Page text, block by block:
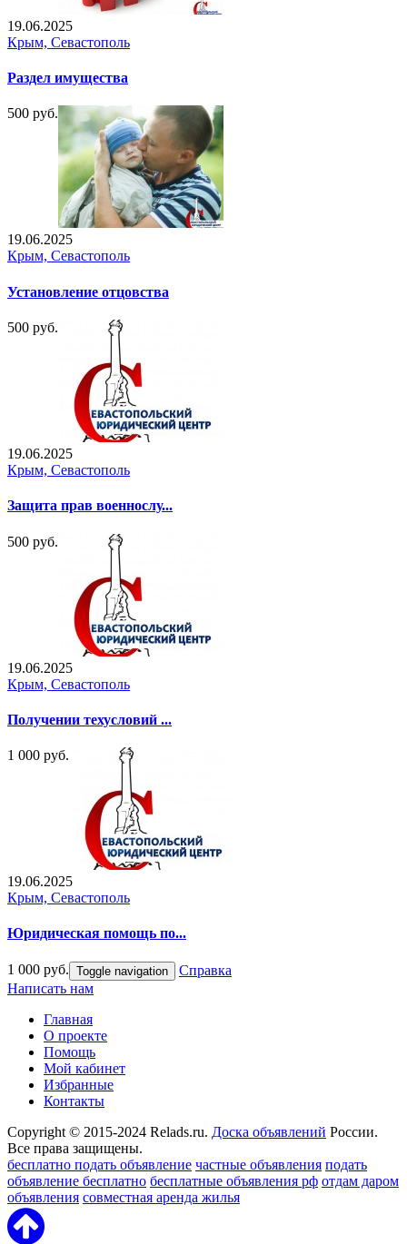
19.06.2025
Крым, Севастополь
Раздел имущества
500 руб.
19.06.2025
Крым, Севастополь
Установление отцовства
500 руб.
19.06.2025
Крым, Севастополь
Защита прав военнослу...
500 руб.
19.06.2025
Крым, Севастополь
Получении техусловий ...
1 000 руб.
19.06.2025
Крым, Севастополь
Юридическая помощь по...
1 000 руб. Toggle navigation
Справка
Написать нам
Главная
О проекте
Помощь
Мой кабинет
Избранные
Контакты
Copyright © 2015-2024 Relads.ru. Доска объявлений России.
Все права защищены.
бесплатно подать объявление частные объявления подать
объявление бесплатно бесплатные объявления рф отдам даром
объявления совместная аренда жилья